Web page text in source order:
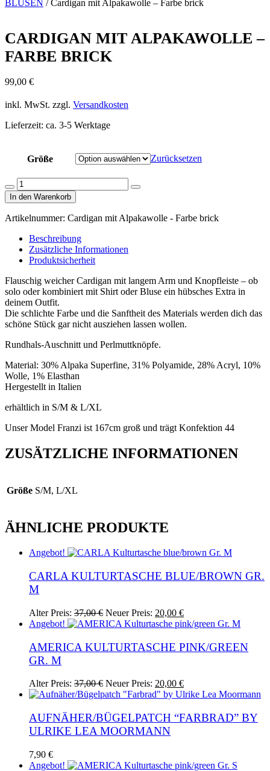
BLUSEN / Cardigan mit Alpakawolle – Farbe brick
CARDIGAN MIT ALPAKAWOLLE –
FARBE BRICK
99,00 €
inkl. MwSt. zzgl. Versandkosten
Lieferzeit: ca. 3-5 Werktage
Größe Zurücksetzen
Menge
verringern
Cardigan
mit
Alpakawolle
-
brick
Menge
Menge
In den Warenkorb
Artikelnummer: Cardigan mit Alpakawolle - Farbe brick
Beschreibung
Zusätzliche Informationen
Produktsicherheit
Flauschig weicher Cardigan mit langem Arm und Knopfleiste – ob
solo oder kombiniert mit Shirt oder Bluse ein hübsches Extra in
deinem Outfit.
Die schlichte Farbe und die Sanftheit des Materials werden dich das
schöne Stück gar nicht ausziehen lassen wollen.
Rundhals-Auschnitt und Perlmuttknöpfe.
Material: 30% Alpaka Superfine, 31% Polyamide, 28% Acryl, 10%
Wolle, 1% Elasthan
Hergestellt in Italien
erhältlich in S/M & L/XL
Unser Model Franzi ist 167cm groß und trägt Konfektion 44
ZUSÄTZLICHE INFORMATIONEN
Größe S/M, L/XL
ÄHNLICHE PRODUKTE
Angebot!
CARLA KULTURTASCHE BLUE/BROWN GR.
M
Alter Preis: 37,00€ Ursprünglicher
Preis
37,00 €
Neuer Preis: 20,00 €Aktueller
Preis
20,00 €.
Angebot!
AMERICA KULTURTASCHE PINK/GREEN
GR. M
Alter Preis: 37,00€ Ursprünglicher
Preis
37,00 €
Neuer Preis: 20,00 €Aktueller
Preis
20,00 €.
AUFNÄHER/BÜGELPATCH “FARBRAD” BY
ULRIKE LEA MOORMANN
7,90 €
Angebot!